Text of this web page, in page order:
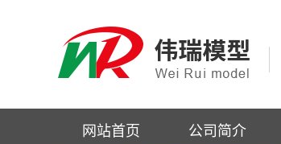
网站首页 公司简介